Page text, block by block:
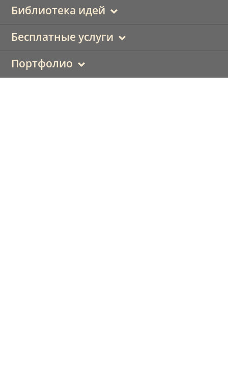
Библиотека идей
Бесплатные услуги
Портфолио